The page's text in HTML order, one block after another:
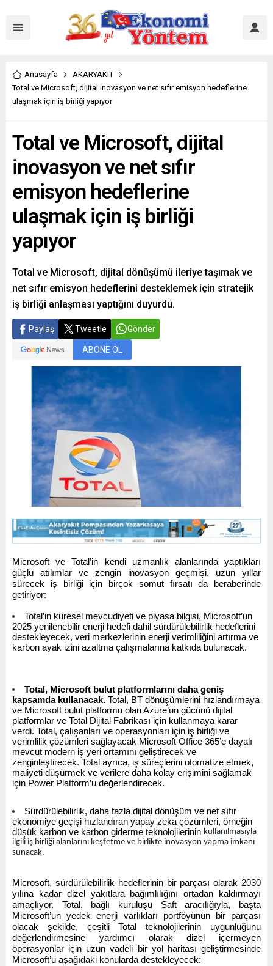
Anasayfa
AKARYAKIT
Total ve Microsoft, dijital inovasyon ve net sıfır emisyon hedeflerine
ulaşmak için iş birliği yapıyor
Total ve Microsoft, dijital
inovasyon ve net sıfır
emisyon hedeflerine
ulaşmak için iş birliği
yapıyor
Total ve Microsoft, dijital dönüşümü ileriye taşımak ve
net sıfır emisyon hedeflerini desteklemek için stratejik
iş birliği anlaşması yaptığını duyurdu.
Paylaş Tweetle Gönder
ABONE OL
Microsoft ve Total’in kendi uzmanlık alanlarında yaptıkları
güçlü atılımlar ve zengin inovasyon geçmişi, uzun yıllar
sürecek iş birliği için birçok somut fırsatı da beraberinde
getiriyor:
Total’in küresel mevcudiyeti ve piyasa bilgisi, Microsoft’un
2025 yenilenebilir enerji hedefi dahil sürdürülebilirlik hedeflerini
destekleyecek, veri merkezlerinin enerji verimliliğini artırma ve
karbon ayak izini azaltma çalışmalarına katkıda bulunacak.
Total, Microsoft bulut platformlarını daha geniş
kapsamda kullanacak. Total, BT dönüşümlerini hızlandırmaya
ve Microsoft bulut platformu olan Azure’un gücünü dijital
platformlar ve Total Dijital Fabrikası için kullanmaya karar
verdi. Total, çalışanları ve operasyonları için iş birliği ve
verimlilik çözümleri sağlayacak Microsoft Office 365’e dayalı
mevcut modern iş yeri ortamını geliştirecek ve
zenginleştirecek. Total ayrıca, iş süreçlerini otomatize etmek,
maliyeti düşürmek ve verilere daha kolay erişimini sağlamak
için Power Platform’u değerlendirecek.
Sürdürülebilirlik, daha fazla dijital dönüşüm ve net sıfır
ekonomiye geçişi hızlandıran yapay zeka çözümleri, örneğin
düşük karbon ve karbon giderme teknolojilerinin kullanılmasıyla
ilgili iş birliği alanlarını keşfetme ve birlikte inovasyon yapma imkanı
sunacak.
Microsoft, sürdürülebilirlik hedeflerinin bir parçası olarak 2030
yılına kadar dizel yakıtlara bağımlılığını ortadan kaldırmayı
amaçlıyor. Total, bağlı kuruluşu Saft aracılığıyla, başta
Microsoft’un yedek enerji varlıkları portföyünün bir parçası
olacak şekilde, çeşitli Total teknolojilerinin uygunluğunu
değerlendirmesine yardımcı olarak dizel içermeyen
operasyonlar için uzun vadeli bir yol haritası geliştirmesinde
Microsoft’u aşağıdaki konularda destekleyecek: